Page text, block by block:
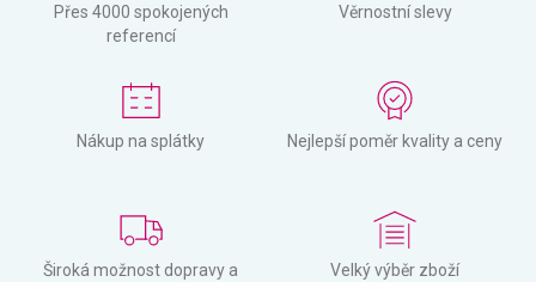
Přes 4000 spokojených
referencí
Věrnostní slevy
Nákup na splátky Nejlepší poměr kvality a ceny
Široká možnost dopravy a
Velký výběr zboží